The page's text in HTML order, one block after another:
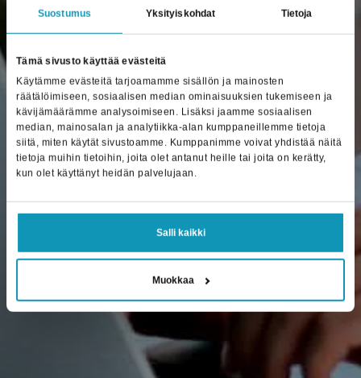
Suostumus Yksityiskohdat Tietoja
Tämä sivusto käyttää evästeitä
Käytämme evästeitä tarjoamamme sisällön ja mainosten
räätälöimiseen, sosiaalisen median ominaisuuksien tukemiseen ja
kävijämäärämme analysoimiseen. Lisäksi jaamme sosiaalisen
median, mainosalan ja analytiikka-alan kumppaneillemme tietoja
siitä, miten käytät sivustoamme. Kumppanimme voivat yhdistää näitä
tietoja muihin tietoihin, joita olet antanut heille tai joita on kerätty,
kun olet käyttänyt heidän palvelujaan.
Salli kaikki
Muokkaa